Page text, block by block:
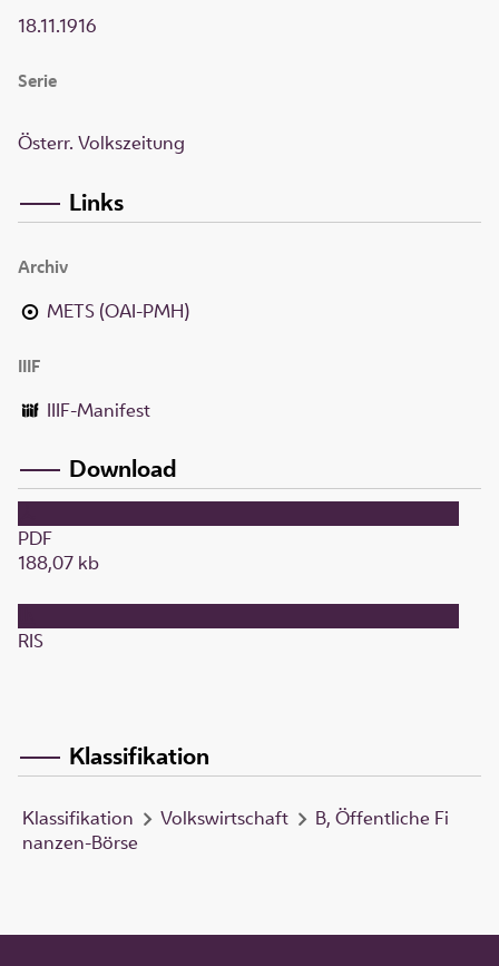
18.11.1916
Serie
Österr. Volkszeitung
Links
Archiv
METS (OAI-PMH)
IIIF
IIIF-Manifest
Download
PDF
188,07 kb
RIS
Klassifikation
Klassifikation Volkswirtschaft
B, Öffentliche Fi
nanzen-Börse